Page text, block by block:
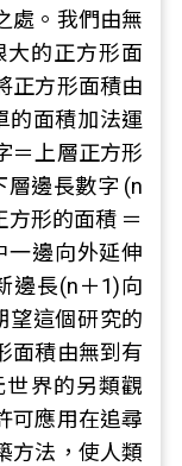
處。我們由無
的正方形面
正方形面積由
的面積加法運
＝上層正方形
層邊長數字 (n
形的面積 ＝
一邊向外延伸
邊長(n＋1)向
望這個研究的
面積由無到有
界的另類觀
可應用在追尋
方法，使人類